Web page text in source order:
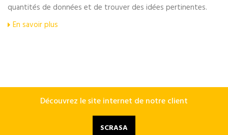
quantités de données et de trouver des idées pertinentes.
En savoir plus
Découvrez le site internet de notre client
SCRASA